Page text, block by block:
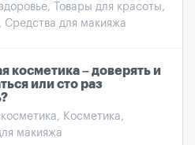
Товары для красоты,
Средства для макияжа
косметика – доверять и
или сто раз
Косметика,
макияжа